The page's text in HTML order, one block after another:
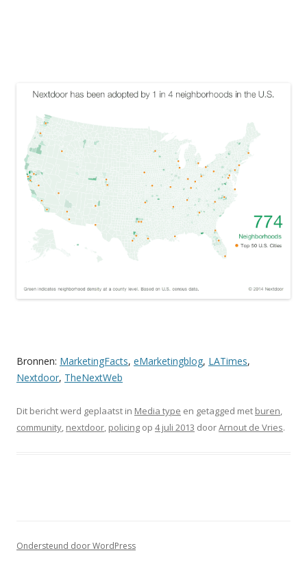
Bronnen: MarketingFacts, eMarketingblog, LATimes,
Nextdoor, TheNextWeb
Dit bericht werd geplaatst in Media type en getagged met buren,
community, nextdoor, policing op 4 juli 2013 doorArnout de Vries.
Ondersteund door WordPress